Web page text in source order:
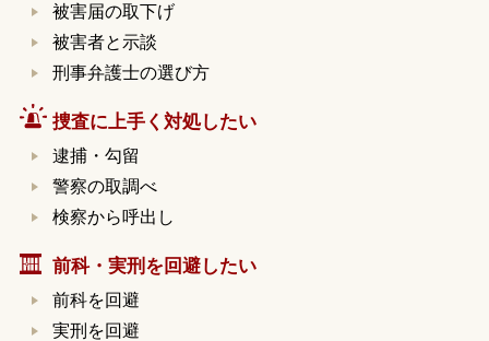
被害届の取下げ
被害者と示談
刑事弁護士の選び方
捜査に上手く対処したい
逮捕・勾留
警察の取調べ
検察から呼出し
前科・実刑を回避したい
前科を回避
実刑を回避